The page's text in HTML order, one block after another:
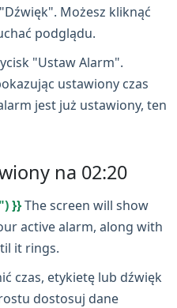
Możesz kliknąć
podglądu.
"Ustaw Alarm".
ustawiony czas
jest już ustawiony, ten
na 02:20
}}The screen will show
active alarm, along with
it rings.
czas, etykietę lub dźwięk
dostosuj dane